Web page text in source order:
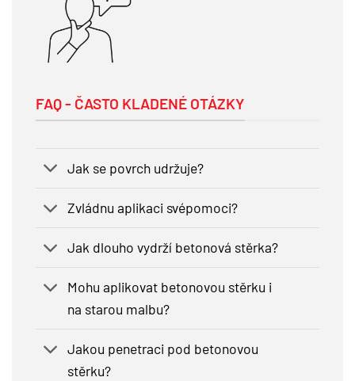
FAQ - ČASTO KLADENÉ OTÁZKY
Jak se povrch udržuje?
Zvládnu aplikaci svépomoci?
Jak dlouho vydrží betonová stěrka?
Mohu aplikovat betonovou stěrku i
na starou malbu?
Jakou penetraci pod betonovou
stěrku?